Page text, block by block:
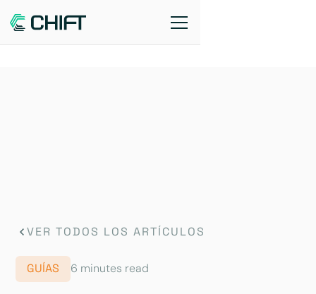
VER TODOS LOS ARTÍCULOS
GUÍAS 6 minutes read